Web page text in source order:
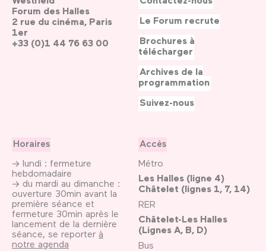
Forum des Halles
2 rue du cinéma, Paris
1er
+33 (0)1 44 76 63 00
Horaires
→ lundi : fermeture
hebdomadaire
→ du mardi au dimanche :
ouverture 30min avant la
première séance et
fermeture 30min après le
lancement de la dernière
séance, se reporter à
notre agenda
Accès
Métro
Les Halles (ligne 4)
Châtelet (lignes 1, 7, 14)
RER
Châtelet-Les Halles
(Lignes A, B, D)
Bus
Le Forum recrute
Brochures à
télécharger
Archives de la
programmation
Suivez-nous